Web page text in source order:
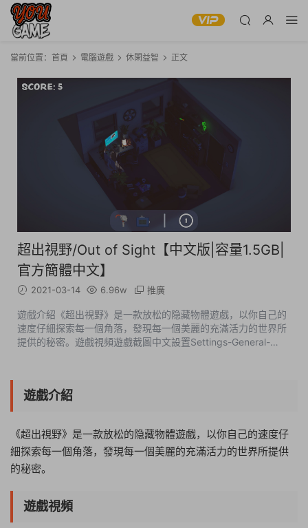
當前位置： 首頁 電腦遊戲 休閑益智 正文
超出視野/Out of Sight【中文版|容量1.5GB|
官方簡體中文】
2021-03-14 6.96w 推廣
遊戲介紹《超出視野》是一款放松的隐藏物體遊戲，以你自己的
速度仔細探索每一個角落，發現每一個美麗的充滿活力的世界所
提供的秘密。遊戲視頻遊戲截圖中文設置Settings-General-
遊戲介紹
《超出視野》是一款放松的隐藏物體遊戲，以你自己的速度仔
細探索每一個角落，發現每一個美麗的充滿活力的世界所提供
的秘密。
遊戲視頻